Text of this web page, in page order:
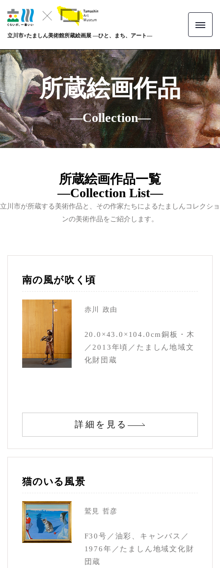
立川市×たましん美術館所蔵絵画展 ―ひと、まち、アート―
所蔵絵画作品
―Collection―
所蔵絵画作品一覧
―Collection List―
立川市が所蔵する美術作品と、その作家たちによるたましんコレクショ
ンの美術作品をご紹介します。
南の風が吹く頃
赤川 政由
20.0×43.0×104.0cm銅板・木
／2013年頃／たましん地域文
化財団蔵
詳細を見る
猫のいる風景
鷲見 哲彦
F30号／油彩、キャンバス／
1976年／たましん地域文化財
団蔵